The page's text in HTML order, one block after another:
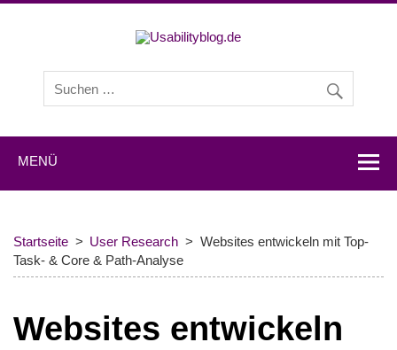
Experten zu den Themen Usability und User Experience.
MENÜ
Startseite User Research
Websites entwickeln mit Top-
Task- & Core & Path-Analyse
Websites entwickeln